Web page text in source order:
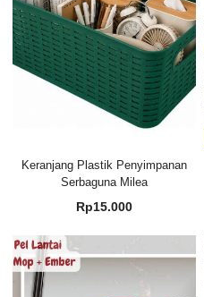
Keranjang Plastik Penyimpanan
Serbaguna Milea
Rp15.000